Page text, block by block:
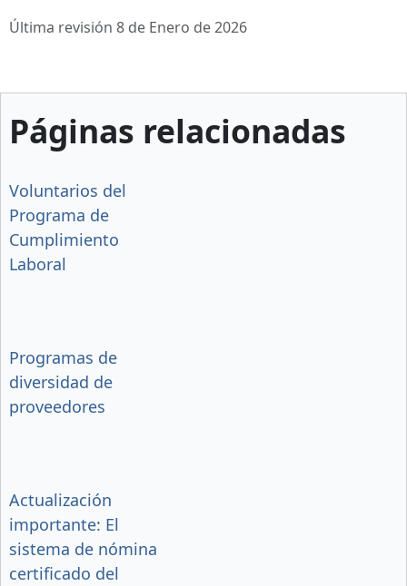
Última revisión 8 de Enero de 2026
Páginas relacionadas
Voluntarios del
Programa de
Cumplimiento
Laboral
Programas de
diversidad de
proveedores
Actualización
importante: El
sistema de nómina
certificado del